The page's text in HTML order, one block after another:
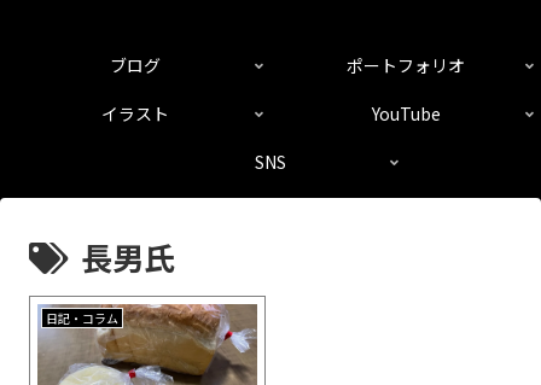
ブログ
ポートフォリオ
イラスト
YouTube
SNS
長男氏
日記・コラム